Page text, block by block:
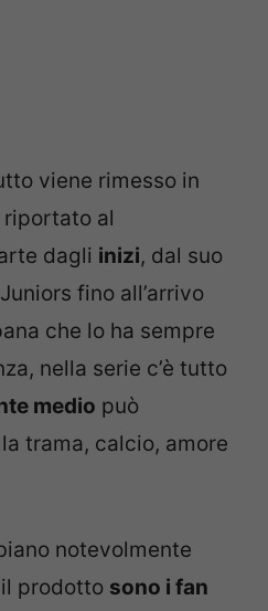
viene rimesso in
al
dagli inizi, dal suo
fino all’arrivo
che lo ha sempre
nella serie c’è tutto
medio può
trama, calcio, amore
notevolmente
prodotto sono i fan